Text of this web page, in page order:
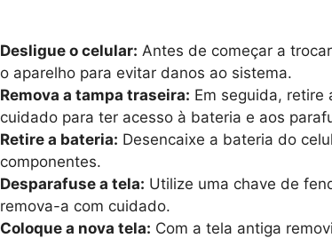
Desligue o celular: Antes de começar a
o aparelho para evitar danos ao sistema.
Remova a tampa traseira: Em seguida, retire
cuidado para ter acesso à bateria e aos
Retire a bateria: Desencaixe a bateria do
componentes.
Desparafuse a tela: Utilize uma chave de
remova-a com cuidado.
Coloque a nova tela: Com a tela antiga